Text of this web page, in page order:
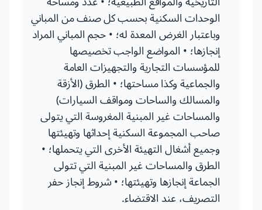
الوحدات السكنية بحسب كل صنف من المباني
وباعتبار الغرض المعدة له؛ • حجم المباني المراد
إنجازها؛ • المواضع الواجب تخصيصها
للمؤسسات التجارية والتجهيزات العامة
والجماعية وكذا مساحتها؛ • الطرق (الأزقة
والمسالك والساحات ومواقف السيارات)
والمساحات غير المبنية المغروسة التي يتولى
صاحب المجموعة السكنية إحداثها وتهيئتها
وجميع أشغال التهيئة الأخرى التي يتحملها؛ •
الطرق والمساحات غير المبنية التي تتولى
الجماعة إنجازها وتهيئتها؛ • شروط إنجاز حفر
التصريف، عند الاقتضاء.